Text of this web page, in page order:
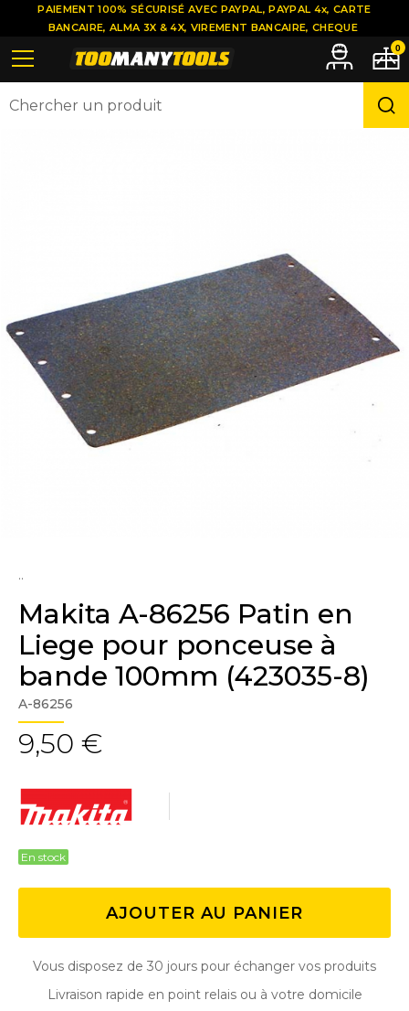
..
Makita A-86256 Patin en
Liege pour ponceuse à
bande 100mm (423035-8)
A-86256
9,50 €
En stock
AJOUTER AU PANIER
Vous disposez de 30 jours pour échanger vos produits
Livraison rapide en point relais ou à votre domicile
PAIEMENT 100% SÉCURISÉ AVEC PAYPAL, PAYPAL 4x, CARTE
BANCAIRE, ALMA 3X & 4X, VIREMENT BANCAIRE, CHEQUE
0